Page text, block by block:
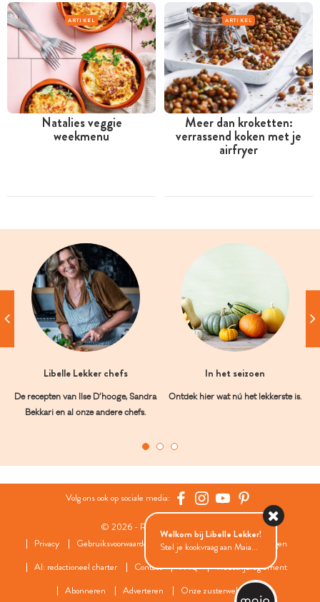
ARTIKEL
Natalies veggie
weekmenu
ARTIKEL
Meer dan kroketten:
verrassend koken met je
airfryer
Libelle Lekker chefs
De recepten van Ilse D’hooge, Sandra
Bekkari en al onze andere chefs.
In het seizoen
Ontdek hier wat nú het lekkerste is.
Volg ons ook op sociale media:
© 2026 - Roularta Media Group
Privacy
Gebruiksvoorwaarden Cookies
Cookies instellingen
AI: redactioneel charter
Contact FAQ
Wedstrijdreglement
Abonneren
Adverteren Onze zusterwebsites
Welkom bij Libelle Lekker!
Stel je kookvraag aan Maia...